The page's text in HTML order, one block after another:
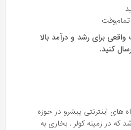
برای رشد و درآمد بالا
کنید.
های اینترنتی پیشرو در حوزه
در زمینه کولر . بخاری به